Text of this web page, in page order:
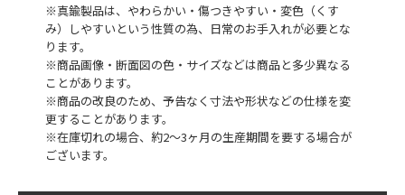
※真鍮製品は、やわらかい・傷つきやすい・変色（くす
み）しやすいという性質の為、日常のお手入れが必要とな
ります。
※商品画像・断面図の色・サイズなどは商品と多少異なる
ことがあります。
※商品の改良のため、予告なく寸法や形状などの仕様を変
更することがあります。
※在庫切れの場合、約2～3ヶ月の生産期間を要する場合が
ございます。